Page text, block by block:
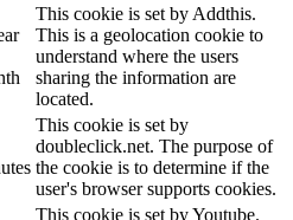
This cookie is set by Addthis.
This is a geolocation cookie to
understand where the users
sharing the information are
located.
This cookie is set by
doubleclick.net. The purpose of
the cookie is to determine if the
user's browser supports cookies.
This cookie is set by Youtube.